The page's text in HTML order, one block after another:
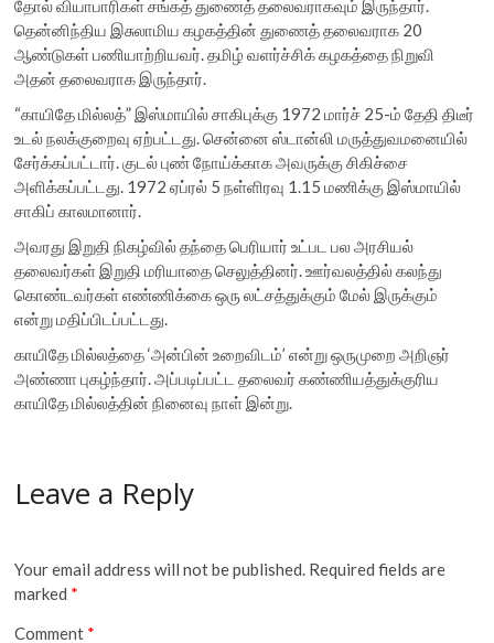
தோல் வியாபாரிகள் சங்கத் துணைத் தலைவராகவும் இருந்தார்.
தென்னிந்திய இசுலாமிய கழகத்தின் துணைத் தலைவராக 20
ஆண்டுகள் பணியாற்றியவர். தமிழ் வளர்ச்சிக் கழகத்தை நிறுவி
அதன் தலைவராக இருந்தார்.
“காயிதே மில்லத்” இஸ்மாயில் சாகிபுக்கு 1972 மார்ச் 25-ம் தேதி திடீர்
உடல் நலக்குறைவு ஏற்பட்டது. சென்னை ஸ்டான்லி மருத்துவமனையில்
சேர்க்கப்பட்டார். குடல் புண் நோய்க்காக அவருக்கு சிகிச்சை
அளிக்கப்பட்டது. 1972 ஏப்ரல் 5 நள்ளிரவு 1.15 மணிக்கு இஸ்மாயில்
சாகிப் காலமானார்.
அவரது இறுதி நிகழ்வில் தந்தை பெரியார் உட்பட பல அரசியல்
தலைவர்கள் இறுதி மரியாதை செலுத்தினர். ஊர்வலத்தில் கலந்து
கொண்டவர்கள் எண்ணிக்கை ஒரு லட்சத்துக்கும் மேல் இருக்கும்
என்று மதிப்பிடப்பட்டது.
காயிதே மில்லத்தை ‘அன்பின் உறைவிடம்’ என்று ஒருமுறை அறிஞர்
அண்ணா புகழ்ந்தார். அப்படிப்பட்ட தலைவர் கண்ணியத்துக்குரிய
காயிதே மில்லத்தின் நினைவு நாள் இன்று.
Leave a Reply
Your email address will not be published. Required fields are
marked *
Comment *